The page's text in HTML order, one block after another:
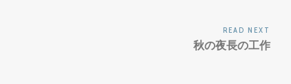
READ NEXT
秋の夜長の工作